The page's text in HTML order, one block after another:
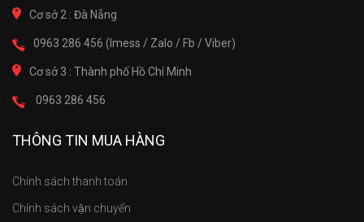
Cơ sở 2 : Đà Nẵng
0963 286 456 (Imess / Zalo / Fb / Viber)
Cơ sở 3 : Thành phố Hồ Chí Minh
0963 286 456
THÔNG TIN MUA HÀNG
Chính sách thanh toán
Chính sách vận chuyển